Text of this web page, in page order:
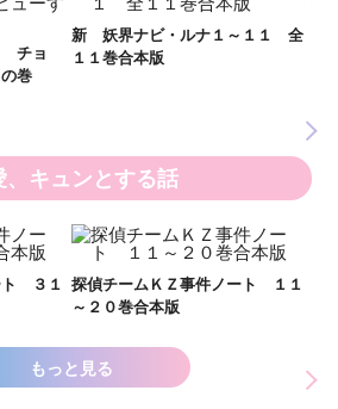
チョ
巻
新 妖界ナビ・ルナ１～１１ 全
１１巻合本版
、キュンとする話
ト ３１ 探偵チームＫＺ事件ノート １１
～２０巻合本版
もっと見る